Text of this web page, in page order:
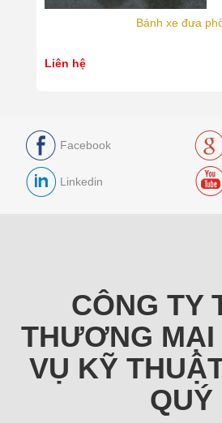
Bánh xe đưa
Liên hệ
Facebook
Linkedin
CÔNG TY
THƯƠNG MẠI
VỤ KỸ
QUÝ